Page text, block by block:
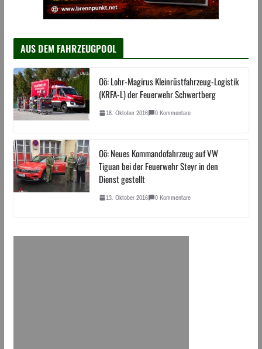
AUS DEM FAHRZEUGPOOL
Oö: Lohr-Magirus Kleinrüstfahrzeug-Logistik
(KRFA-L) der Feuerwehr Schwertberg
18. Oktober 2016 0 Kommentare
Oö: Neues Kommandofahrzeug auf VW
Tiguan bei der Feuerwehr Steyr in den
Dienst gestellt
13. Oktober 2016 0 Kommentare